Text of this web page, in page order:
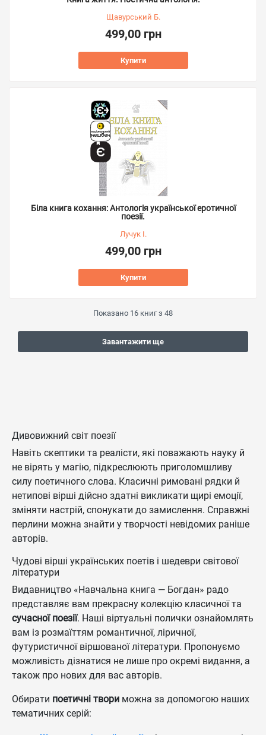
Щавурський Б.
499,00 грн
Купити
Біла книга кохання: Антологія української еротичної
поезії.
Лучук І.
499,00 грн
Купити
Показано 16 книг з 48
Завантажити ще
Дивовижний світ поезії
Навіть скептики та реалісти, які поважають науку й
не вірять у магію, підкреслюють приголомшливу
силу поетичного слова. Класичні римовані рядки й
нетипові вірші дійсно здатні викликати щирі емоції,
зміняти настрій, спонукати до замислення. Справжні
перлини можна знайти у творчості невідомих раніше
авторів.
Чудові вірші українських поетів і шедеври світової
літератури
Видавництво «Навчальна книга — Богдан» радо
представляє вам прекрасну колекцію класичної та
сучасної поезії. Наші віртуальні полички ознайомлять
вам із розмаїттям романтичної, ліричної,
футуристичної віршованої літератури. Пропонуємо
можливість дізнатися не лише про окремі видання, а
також про нових для вас авторів.
Обирати поетичні твори можна за допомогою наших
тематичних серій: